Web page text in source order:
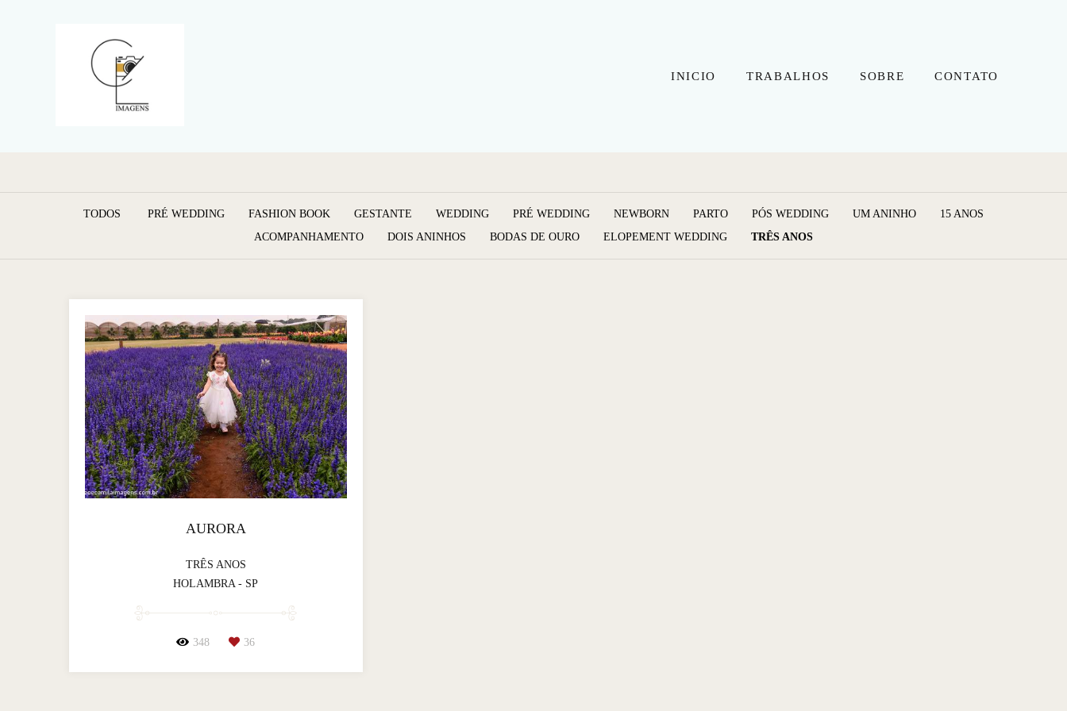
INICIO TRABALHOS SOBRE CONTATO
TODOS PRÉ WEDDING FASHION BOOK GESTANTE WEDDING PRÉ WEDDING NEWBORN PARTO PÓS WEDDING UM ANINHO
15 ANOS
ACOMPANHAMENTO
DOIS ANINHOS BODAS DE OURO ELOPEMENT WEDDING TRÊS ANOS
AURORA
TRÊS ANOS
HOLAMBRA - SP
348 36